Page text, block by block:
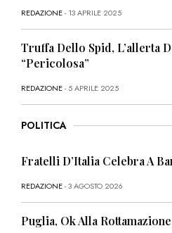
REDAZIONE- 13 APRILE 2025
Truffa Dello Spid, L’allerta
“Pericolosa”
REDAZIONE- 5 APRILE 2025
POLITICA
Fratelli D’Italia Celebra A
REDAZIONE- 3 AGOSTO 2026
Puglia, Ok Alla